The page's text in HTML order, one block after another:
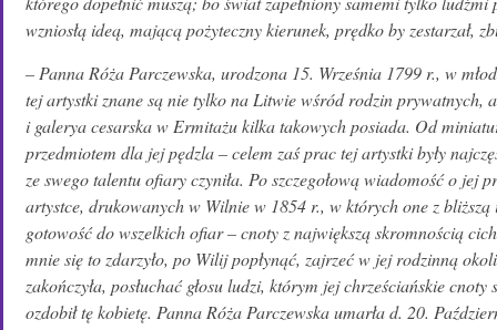
wzniosłą ideą, mającą pożyteczny kierunek, prędko by zestarzał,
– Panna Róża Parczewska, urodzona 15. Września 1799 r., w
tej artystki znane są nie tylko na Litwie wśród rodzin prywatnych,
i galerya cesarska w Ermitażu kilka takowych posiada. Od
przedmiotem dla jej pędzla – celem zaś prac tej artystki były
ze swego talentu ofiary czyniła. Po szczegołową wiadomość o
artystce, drukowanych w Wilnie w 1854 r., w których one z
gotowość do wszelkich ofiar – cnoty z największą skromnością
mnie się to zdarzyło, po Wilij popłynąć, zajrzeć w jej rodzinną
zakończyła, posłuchać głosu ludzi, którym jej chrześciańskie
ozdobił tę kobietę. Panna Róża Parczewska umarła d. 20.